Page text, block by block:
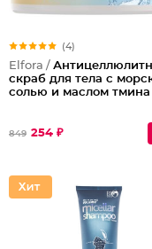
(4)
Elfora /
скраб для тела с
солью и маслом тмина
849 254 ₽